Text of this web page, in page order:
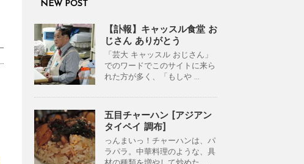
NEW POST
【訃報】キャッスル食堂 お
じさん ありがとう
「芸大 キャッスル おじさん」
でのワードでこのサイトに来ら
れた方が多く、「もしや ...
五目チャーハン [アジアン
タイペイ 調布]
っんまいっ！チャーハンは、パ
ラパラ。中華料理のような、具